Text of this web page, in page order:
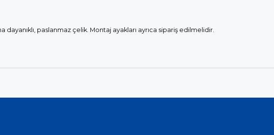
paslanmaz çelik. Montaj ayakları ayrıca sipariş edilmelidir.